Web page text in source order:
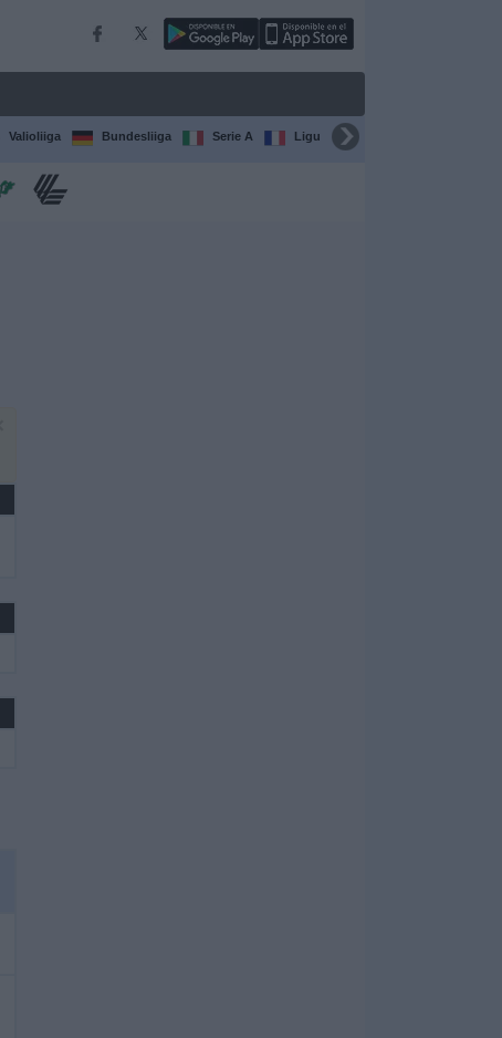
Valioliiga Bundesliiga Serie A Ligue 1